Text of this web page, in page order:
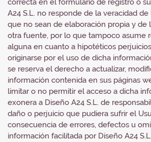
correcta en el formulario de registro o
A24 S.L. no responde de la veracidad
que no sean de elaboración propia y de
otra fuente, por lo que tampoco asume
alguna en cuanto a hipotéticos
originarse por el uso de dicha
se reserva el derecho a actualizar,
información contenida en sus páginas
limitar o no permitir el acceso a dicha
exonera a Diseño A24 S.L. de
daño o perjuicio que pudiera sufrir el
consecuencia de errores, defectos u
información facilitada por Diseño A24